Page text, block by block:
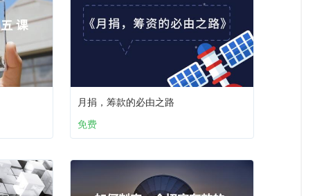
月捐，筹款的必由之路
免费